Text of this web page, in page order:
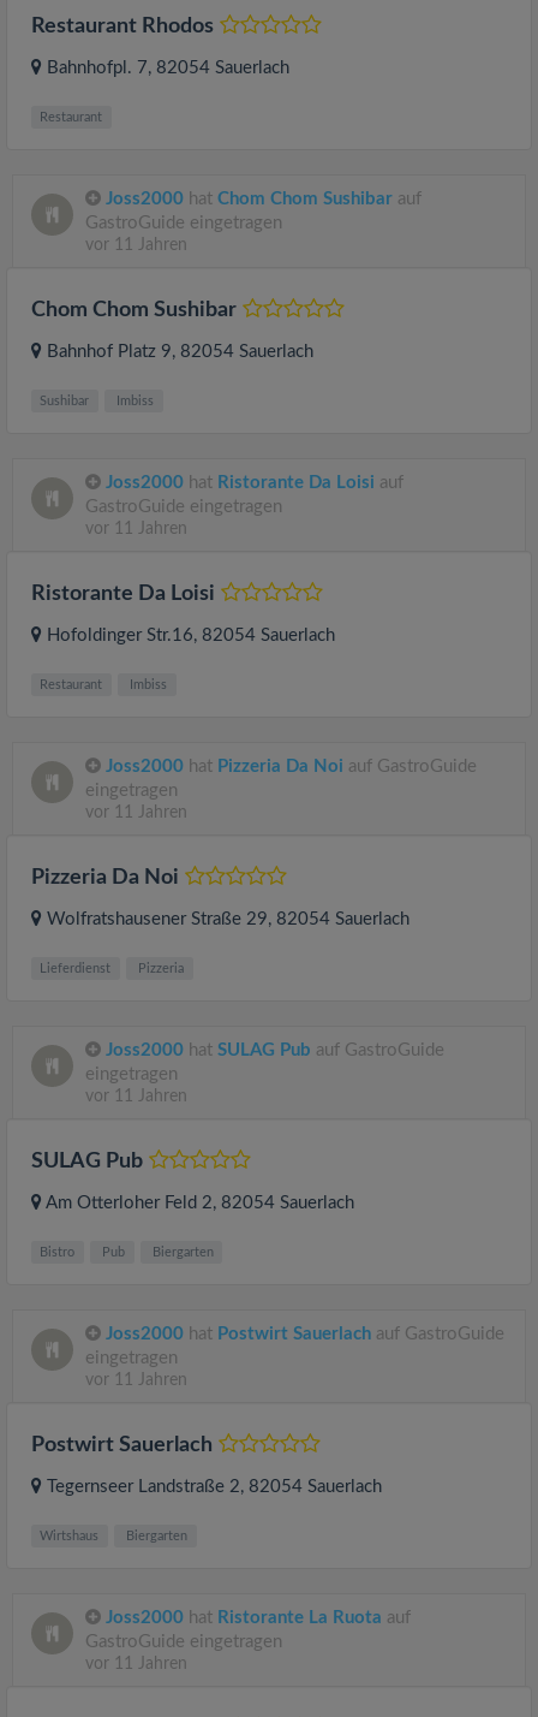
Restaurant Rhodos
Bahnhofpl. 7, 82054 Sauerlach
Restaurant
Joss2000 hat Chom Chom Sushibar auf
GastroGuide eingetragen
vor 11 Jahren
Chom Chom Sushibar
Bahnhof Platz 9, 82054 Sauerlach
Sushibar Imbiss
Joss2000 hat Ristorante Da Loisi auf
GastroGuide eingetragen
vor 11 Jahren
Ristorante Da Loisi
Hofoldinger Str.16, 82054 Sauerlach
Restaurant Imbiss
Joss2000 hat Pizzeria Da Noi auf GastroGuide
eingetragen
vor 11 Jahren
Pizzeria Da Noi
Wolfratshausener Straße 29, 82054 Sauerlach
Lieferdienst Pizzeria
Joss2000 hat SULAG Pub auf GastroGuide
eingetragen
vor 11 Jahren
SULAG Pub
Am Otterloher Feld 2, 82054 Sauerlach
Bistro Pub Biergarten
Joss2000 hat Postwirt Sauerlach auf GastroGuide
eingetragen
vor 11 Jahren
Postwirt Sauerlach
Tegernseer Landstraße 2, 82054 Sauerlach
Wirtshaus Biergarten
Joss2000 hat Ristorante La Ruota auf
GastroGuide eingetragen
vor 11 Jahren